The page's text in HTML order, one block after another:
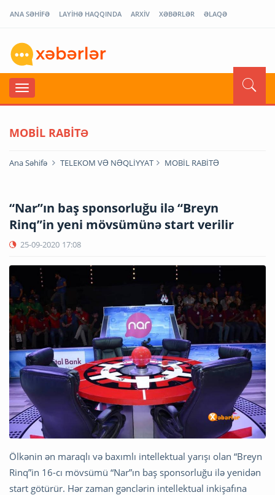
ANA SƏHİFƏ LAYİHƏ HAQQINDA ARXİV XƏBƏRLƏR ƏLAQƏ
MOBİL RABİTƏ
Ana Səhifə TELEKOM VƏ NƏQLİYYAT MOBİL RABİTƏ
“Nar”ın baş sponsorluğu ilə “Breyn
Rinq”in yeni mövsümünə start verilir
25-09-2020 17:08
Ölkənin ən maraqlı və baxımlı intellektual yarışı olan “Breyn
Rinq”in 16-cı mövsümü “Nar”ın baş sponsorluğu ilə yenidən
start götürür. Hər zaman gənclərin intellektual inkişafına